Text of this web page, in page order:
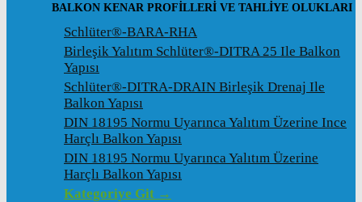
BALKON KENAR PROFILLERI VE TAHLIYE OLUKLARI
Schlüter®-BARA-RHA
Birleşik Yalıtım Schlüter®-DITRA 25 Ile Balkon
Yapısı
Schlüter®-DITRA-DRAIN Birleşik Drenaj Ile
Balkon Yapısı
DIN 18195 Normu Uyarınca Yalıtım Üzerine Ince
Harçlı Balkon Yapısı
DIN 18195 Normu Uyarınca Yalıtım Üzerine
Harçlı Balkon Yapısı
Kategoriye Git →